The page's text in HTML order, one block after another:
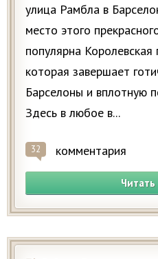
улица Рамбла в
место этого
популярна
которая завершает
Барселоны и вплотную
Здесь в любое в...
32 комментария